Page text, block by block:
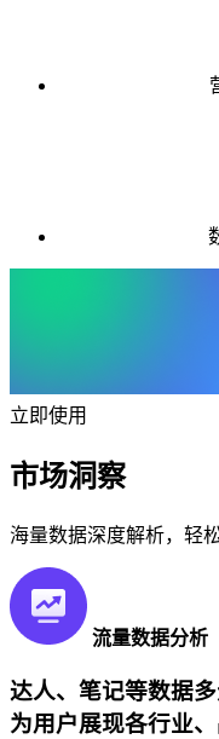
立即使用
市场洞察
海量数据深度解析，轻
流量数据分析
达人、笔记等数据
为用户展现各行业、